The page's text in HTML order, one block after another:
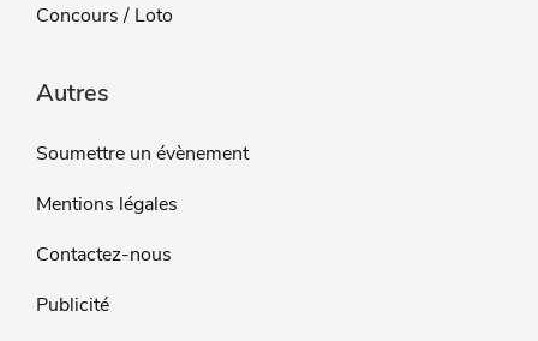
Concours / Loto
Autres
Soumettre un évènement
Mentions légales
Contactez-nous
Publicité